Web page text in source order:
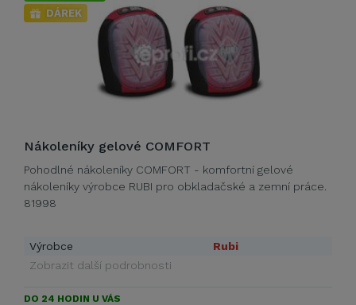
DÁREK
Nákoleníky gelové COMFORT
Pohodlné nákoleníky COMFORT - komfortní gelové
nákoleníky výrobce RUBI pro obkladačské a zemní práce.
81998
Výrobce
Rubi
Zobrazit další podrobnosti
DO 24 HODIN U VÁS